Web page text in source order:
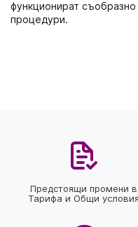
функционират
процедури.
Предстоящи промени в
Тарифа и Общи условия